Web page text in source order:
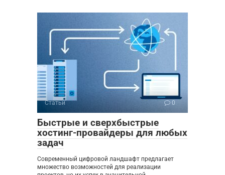
Статьи 0
Быстрые и сверхбыстрые
хостинг-провайдеры для любых
задач
Современный цифровой ландшафт предлагает
множество возможностей для реализации